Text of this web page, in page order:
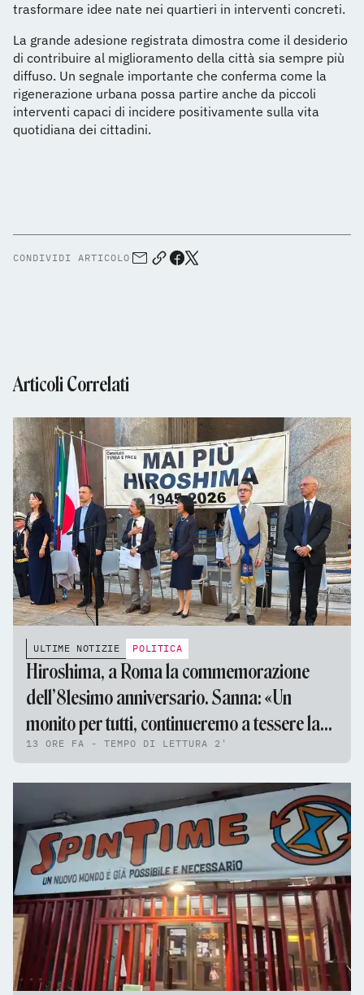
trasformare idee nate nei quartieri in interventi concreti.
La grande adesione registrata dimostra come il desiderio
di contribuire al miglioramento della città sia sempre più
diffuso. Un segnale importante che conferma come la
rigenerazione urbana possa partire anche da piccoli
interventi capaci di incidere positivamente sulla vita
quotidiana dei cittadini.
CONDIVIDI ARTICOLO
Articoli Correlati
ULTIME NOTIZIE POLITICA
Hiroshima, a Roma la commemorazione
dell’81esimo anniversario. Sanna: «Un
monito per tutti, continueremo a tessere la
tela della pace»
13 ORE FA - TEMPO DI LETTURA 2'